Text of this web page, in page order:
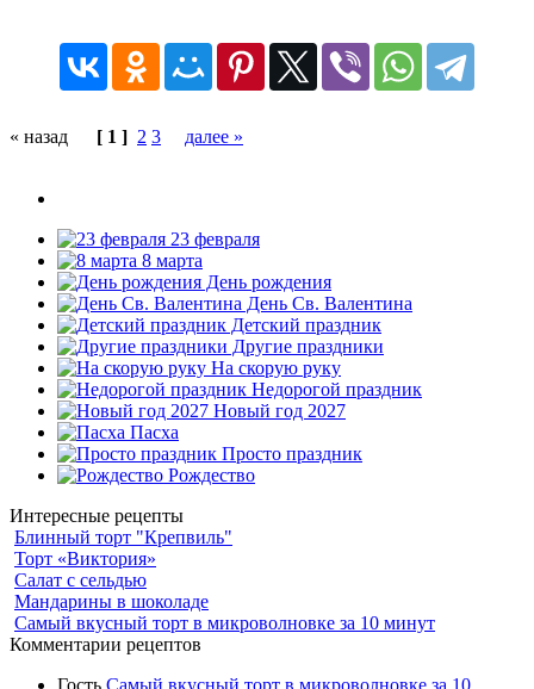
« назад [ 1 ] 2 3 далее »
23 февраля
8 марта
День рождения
День Св. Валентина
Детский праздник
Другие праздники
На скорую руку
Недорогой праздник
Новый год 2027
Пасха
Просто праздник
Рождество
Интересные рецепты
Блинный торт "Крепвиль"
Торт «Виктория»
Салат с сельдью
Мандарины в шоколаде
Самый вкусный торт в микроволновке за 10 минут
Комментарии рецептов
Гость Самый вкусный торт в микроволновке за 10